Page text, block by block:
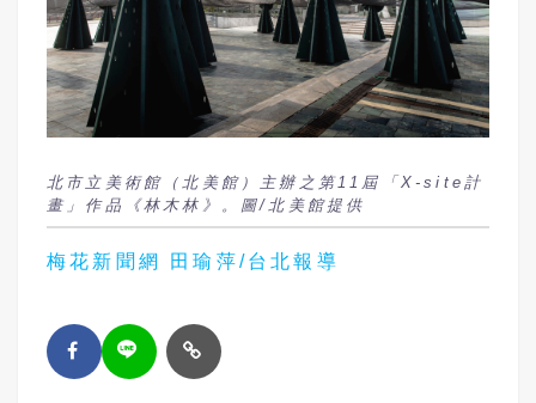
北市立美術館（北美館）主辦之第11屆「X-site計
畫」作品《林木林》。圖/北美館提供
梅花新聞網 田瑜萍/台北報導